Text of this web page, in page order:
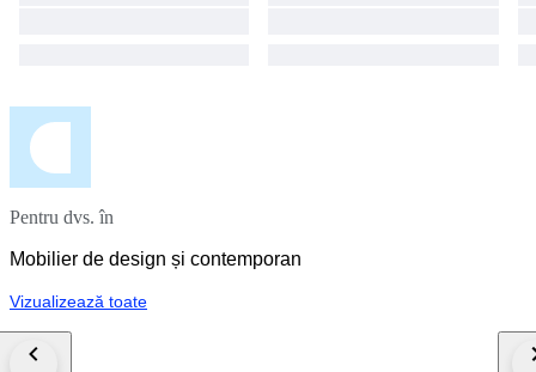
Pentru dvs. în
Mobilier de design și contemporan
Vizualizează toate